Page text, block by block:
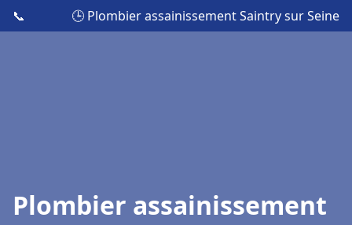
📞 🕒 Plombier assainissement Saintry sur Seine
Plombier assainissement